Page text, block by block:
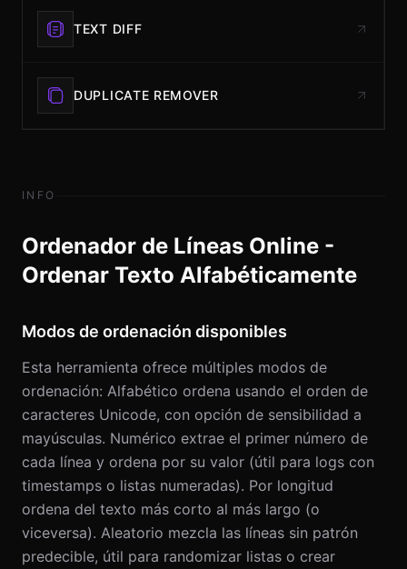
TEXT DIFF
DUPLICATE REMOVER
INFO
Ordenador de Líneas Online -
Ordenar Texto Alfabéticamente
Modos de ordenación disponibles
Esta herramienta ofrece múltiples modos de
ordenación: Alfabético ordena usando el orden de
caracteres Unicode, con opción de sensibilidad a
mayúsculas. Numérico extrae el primer número de
cada línea y ordena por su valor (útil para logs con
timestamps o listas numeradas). Por longitud
ordena del texto más corto al más largo (o
viceversa). Aleatorio mezcla las líneas sin patrón
predecible, útil para randomizar listas o crear